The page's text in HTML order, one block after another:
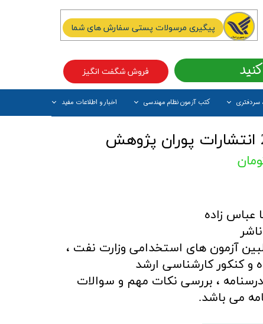
سردفتری کتب آزمون نظام مهندسی اخبار و اطلاعات مفید
فروش شگفت انگیز
پیگیری مرسولات پستی سفارش های شما
عباس زاده
آزمون های استخدامی وزارت نفت ،
و کنکور کارشناسی ارشد
، بررسی نکات مهم و سوالات
می باشد.